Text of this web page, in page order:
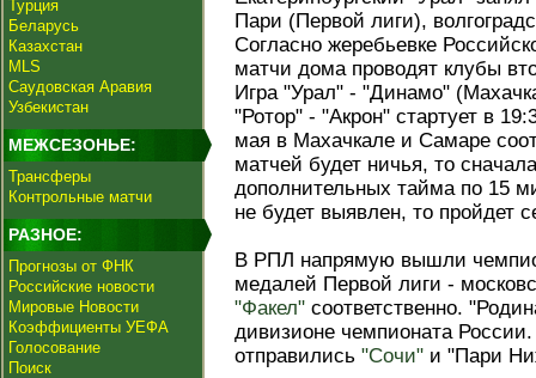
Турция
Беларусь
Казахстан
MLS
Саудовская Аравия
Узбекистан
МЕЖСЕЗОНЬЕ:
Трансферы
Контрольные матчи
РАЗНОЕ:
Прогнозы от ФНК
Российские новости
Мировые Новости
Коэффициенты УЕФА
Голосование
Поиск
Пари (Первой лиги),
Согласно жеребьевке
матчи дома проводят клубы
Игра "Урал" - "Динамо"
"Ротор" - "Акрон" стартует в
мая в Махачкале и Самаре
матчей будет ничья, то
дополнительных тайма по 15
не будет выявлен, то пройдет
В РПЛ напрямую вышли
медалей Первой лиги -
"Факел" соответственно.
дивизионе чемпионата
отправились "Сочи" и "Пари